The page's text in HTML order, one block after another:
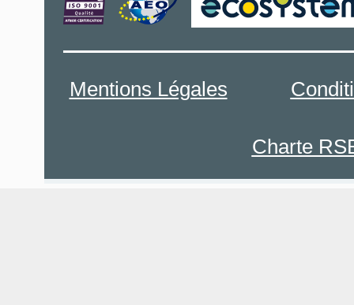
Mentions Légales
Charte